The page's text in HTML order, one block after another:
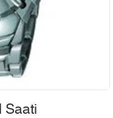
Saati